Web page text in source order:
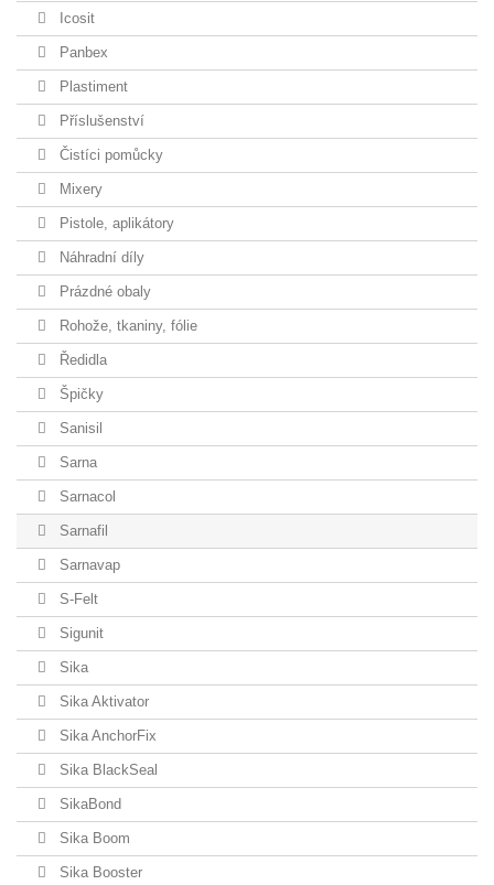
Icosit
Panbex
Plastiment
Příslušenství
Čistíci pomůcky
Mixery
Pistole, aplikátory
Náhradní díly
Prázdné obaly
Rohože, tkaniny, fólie
Ředidla
Špičky
Sanisil
Sarna
Sarnacol
Sarnafil
Sarnavap
S-Felt
Sigunit
Sika
Sika Aktivator
Sika AnchorFix
Sika BlackSeal
SikaBond
Sika Boom
Sika Booster